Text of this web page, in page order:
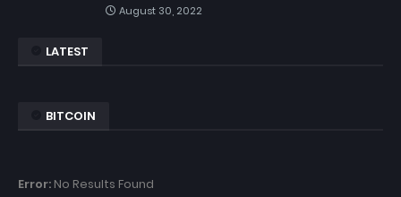
August 30, 2022
LATEST
BITCOIN
Error: No Results Found